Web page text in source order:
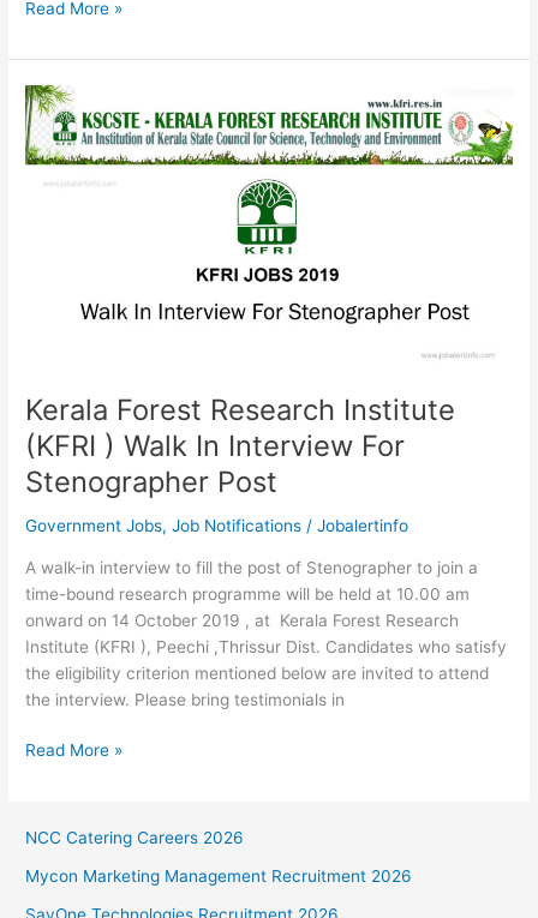
Kerala
Nutrition
Mission
(KSNM)
Notification
2019
Read More »
Kerala Forest Research Institute
(KFRI ) Walk In Interview For
Stenographer Post
Government Jobs,Job Notifications /Jobalertinfo
A walk-in interview to fill the post of Stenographer to join a
time-bound research programme will be held at 10.00 am
onward on 14 October 2019 , at Kerala Forest Research
Institute (KFRI ), Peechi ,Thrissur Dist. Candidates who satisfy
the eligibility criterion mentioned below are invited to attend
the interview. Please bring testimonials in
Kerala
Institute
)
Walk
Read More »
NCC Catering Careers 2026
Mycon Marketing Management Recruitment 2026